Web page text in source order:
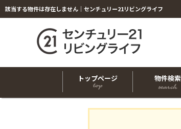
該当する物件は存在しません｜センチュリー21リビングライフ
トップページ 物件検索